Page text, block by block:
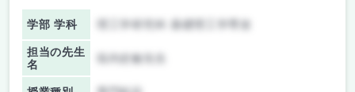
学部 学科
担当の先生
名
垣内史敏先生